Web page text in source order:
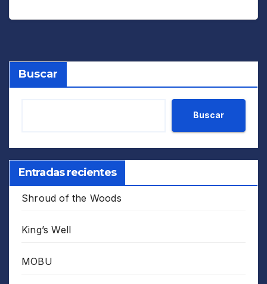
Buscar
Buscar
Entradas recientes
Shroud of the Woods
King’s Well
MOBU